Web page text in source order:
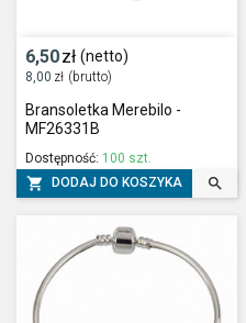
6,50zł (netto)
8,00 zł (brutto)
Bransoletka Merebilo -
MF26331B
Dostępność: 100 szt.
 DODAJ DO KOSZYKA 